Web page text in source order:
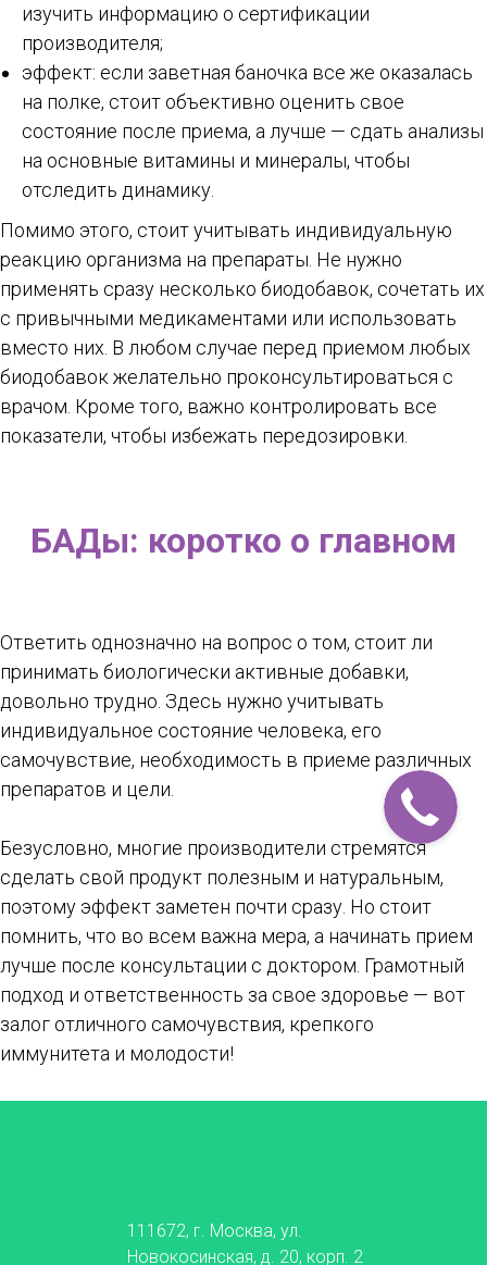
изучить информацию о сертификации
производителя;
эффект: если заветная баночка все же оказалась
на полке, стоит объективно оценить свое
состояние после приема, а лучше — сдать анализы
на основные витамины и минералы, чтобы
отследить динамику.
Помимо этого, стоит учитывать индивидуальную
реакцию организма на препараты. Не нужно
применять сразу несколько биодобавок, сочетать их
с привычными медикаментами или использовать
вместо них. В любом случае перед приемом любых
биодобавок желательно проконсультироваться с
врачом. Кроме того, важно контролировать все
показатели, чтобы избежать передозировки.
БАДы: коротко о главном
Ответить однозначно на вопрос о том, стоит ли
принимать биологически активные добавки,
довольно трудно. Здесь нужно учитывать
индивидуальное состояние человека, его
самочувствие, необходимость в приеме различных
препаратов и цели.
Безусловно, многие производители стремятся
сделать свой продукт полезным и натуральным,
поэтому эффект заметен почти сразу. Но стоит
помнить, что во всем важна мера, а начинать прием
лучше после консультации с доктором. Грамотный
подход и ответственность за свое здоровье — вот
залог отличного самочувствия, крепкого
иммунитета и молодости!
111672, г. Москва, ул.
Новокосинская, д. 20, корп. 2